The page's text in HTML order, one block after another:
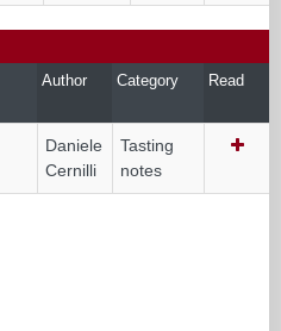
Author Category Read
Daniele
Cernilli
Tasting
notes